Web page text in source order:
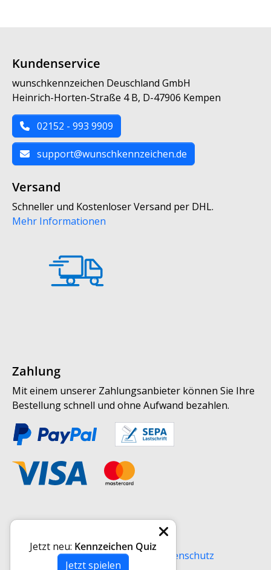
Kundenservice
wunschkennzeichen Deuschland GmbH
Heinrich-Horten-Straße 4 B, D-47906 Kempen
02152 - 993 9909
support@wunschkennzeichen.de
Versand
Schneller und Kostenloser Versand per DHL.
Mehr Informationen
Zahlung
Mit einem unserer Zahlungsanbieter können Sie Ihre
Bestellung schnell und ohne Aufwand bezahlen.
Versand AGB Impressum
Datenschutz
Jetzt neu: Kennzeichen Quiz
Jetzt spielen